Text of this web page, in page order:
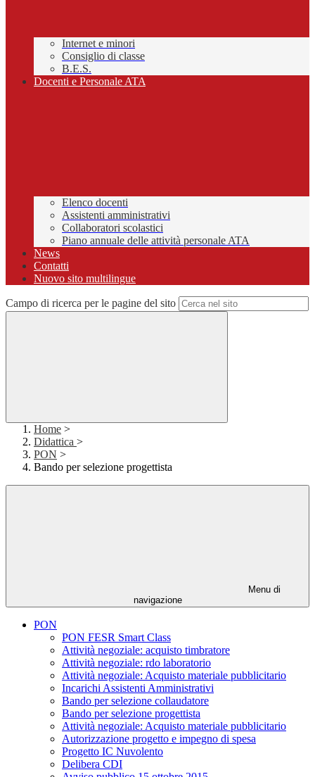
Internet e minori
Consiglio di classe
B.E.S.
Docenti e Personale ATA
Elenco docenti
Assistenti amministrativi
Collaboratori scolastici
Piano annuale delle attività personale ATA
News
Contatti
Nuovo sito multilingue
Campo di ricerca per le pagine del sito
Home >
Didattica >
PON >
Bando per selezione progettista
Menu di
navigazione
PON
PON FESR Smart Class
Attività negoziale: acquisto timbratore
Attività negoziale: rdo laboratorio
Attività negoziale: Acquisto materiale pubblicitario
Incarichi Assistenti Amministrativi
Bando per selezione collaudatore
Bando per selezione progettista
Attività negoziale: Acquisto materiale pubblicitario
Autorizzazione progetto e impegno di spesa
Progetto IC Nuvolento
Delibera CDI